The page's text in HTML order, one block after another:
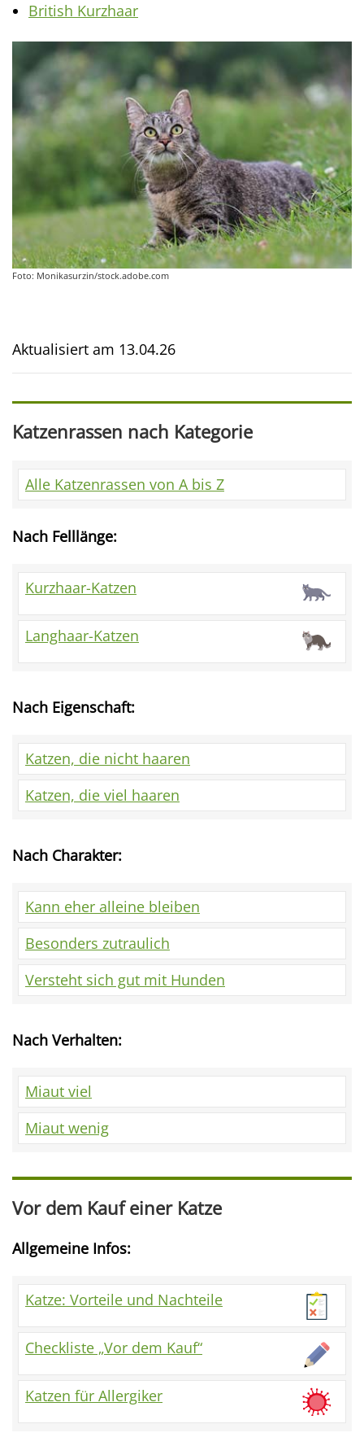
British Kurzhaar
Foto: Monikasurzin/stock.adobe.com
Aktualisiert am 13.04.26
Katzenrassen nach Kategorie
Alle Katzenrassen von A bis Z
Nach Felllänge:
Kurzhaar-Katzen
Langhaar-Katzen
Nach Eigenschaft:
Katzen, die nicht haaren
Katzen, die viel haaren
Nach Charakter:
Kann eher alleine bleiben
Besonders zutraulich
Versteht sich gut mit Hunden
Nach Verhalten:
Miaut viel
Miaut wenig
Vor dem Kauf einer Katze
Allgemeine Infos:
Katze: Vorteile und Nachteile
Checkliste „Vor dem Kauf“
Katzen für Allergiker